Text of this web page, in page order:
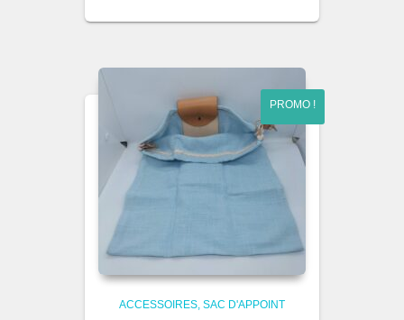
prix :
à
PROMO !
ACCESSOIRES SAC D'APPOINT